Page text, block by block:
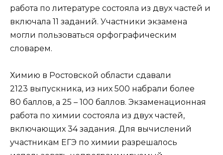
работа по литературе состояла из двух частей и
включала 11 заданий. Участники экзамена
могли пользоваться орфографическим
словарем.
Химию в Ростовской области сдавали
2123 выпускника, из них 500 набрали более
80 баллов, а 25 – 100 баллов. Экзаменационная
работа по химии состояла из двух частей,
включающих 34 задания. Для вычислений
участникам ЕГЭ по химии разрешалось